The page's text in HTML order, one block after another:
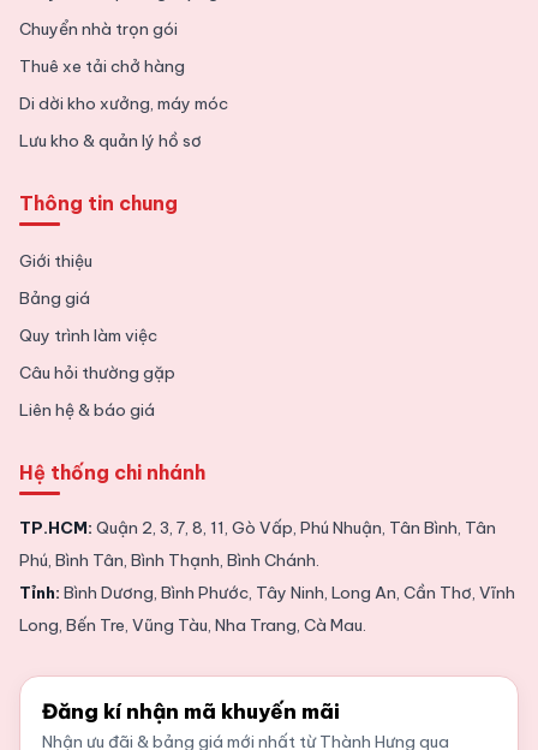
Chuyển nhà trọn gói
Thuê xe tải chở hàng
Di dời kho xưởng, máy móc
Lưu kho & quản lý hồ sơ
Thông tin chung
Giới thiệu
Bảng giá
Quy trình làm việc
Câu hỏi thường gặp
Liên hệ & báo giá
Hệ thống chi nhánh
TP.HCM: Quận 2, 3, 7, 8, 11, Gò Vấp, Phú Nhuận, Tân Bình, Tân
Phú, Bình Tân, Bình Thạnh, Bình Chánh.
Tỉnh: Bình Dương, Bình Phước, Tây Ninh, Long An, Cần Thơ, Vĩnh
Long, Bến Tre, Vũng Tàu, Nha Trang, Cà Mau.
Đăng kí nhận mã khuyến mãi
Nhận ưu đãi & bảng giá mới nhất từ Thành Hưng qua